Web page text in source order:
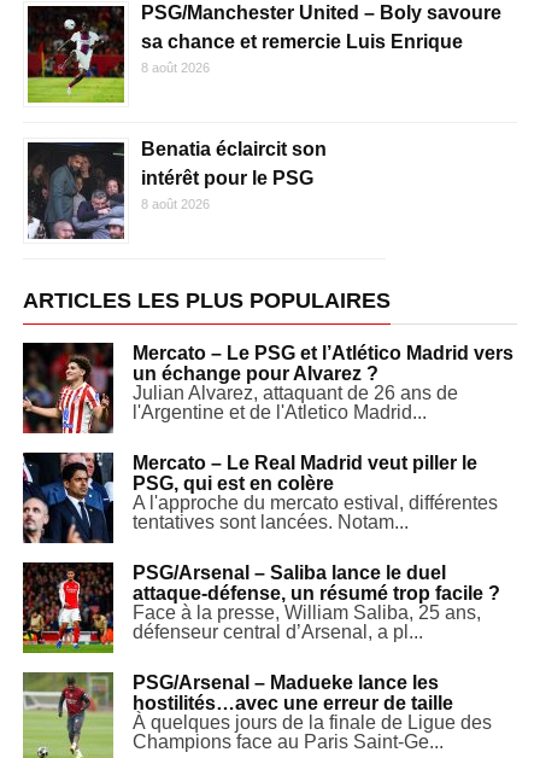
PSG/Manchester United – Boly savoure
sa chance et remercie Luis Enrique
8 août 2026
Benatia éclaircit son
intérêt pour le PSG
8 août 2026
ARTICLES LES PLUS POPULAIRES
Mercato – Le PSG et l’Atlético Madrid vers
un échange pour Alvarez ?
Julian Alvarez, attaquant de 26 ans de
l'Argentine et de l'Atletico Madrid...
Mercato – Le Real Madrid veut piller le
PSG, qui est en colère
A l'approche du mercato estival, différentes
tentatives sont lancées. Notam...
PSG/Arsenal – Saliba lance le duel
attaque-défense, un résumé trop facile ?
Face à la presse, William Saliba, 25 ans,
défenseur central d’Arsenal, a pl...
PSG/Arsenal – Madueke lance les
hostilités…avec une erreur de taille
À quelques jours de la finale de Ligue des
Champions face au Paris Saint-Ge...